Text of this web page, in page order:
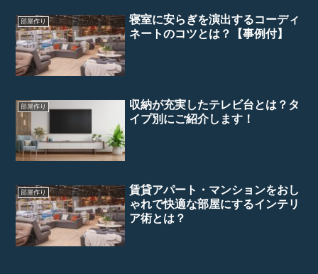
部屋作り
寝室に安らぎを演出するコーディ
ネートのコツとは？【事例付】
部屋作り
収納が充実したテレビ台とは？タ
イプ別にご紹介します！
部屋作り
賃貸アパート・マンションをおし
ゃれで快適な部屋にするインテリ
ア術とは？